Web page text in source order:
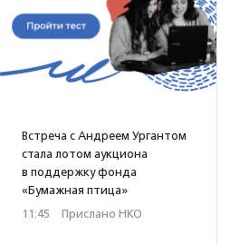
Встреча с Андреем Ургантом
стала лотом аукциона
в поддержку фонда
«Бумажная птица»
11:45 · Прислано НКО